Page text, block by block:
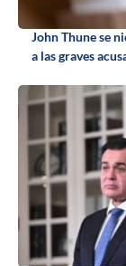
John Thune se
a las graves